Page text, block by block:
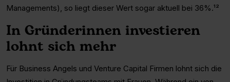
Managements), so liegt dieser Wert sogar aktuell bei 36%.¹²
In Gründerinnen investieren
lohnt sich mehr
Für Business Angels und Venture Capital Firmen lohnt sich die